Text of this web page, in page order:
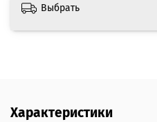
Выбрать
Характеристики